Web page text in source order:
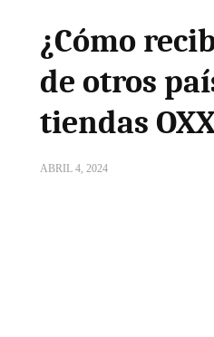
¿Cómo
de otros
tiendas
ABRIL 4, 2024